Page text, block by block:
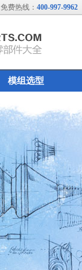
免费热线： 400-997-9962
模组选型